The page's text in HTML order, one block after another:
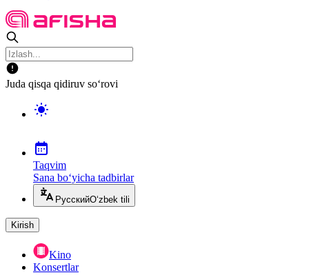
Juda qisqa qidiruv so‘rovi
Taqvim
Sana bo‘yicha tadbirlar
РусскийO‘zbek tili
Kirish
Kino
Konsertlar